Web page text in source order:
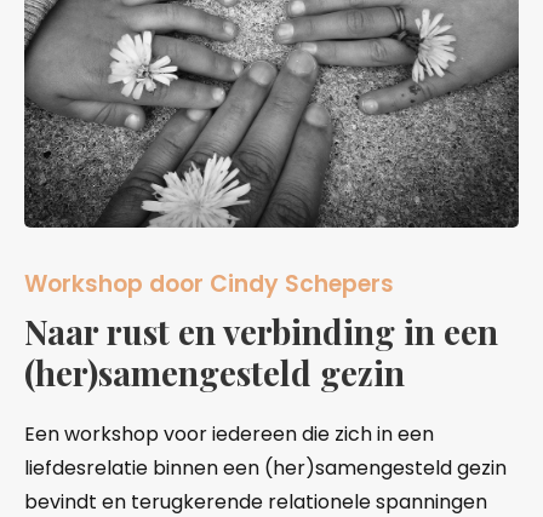
Workshop door Cindy Schepers
Naar rust en verbinding in een
(her)samengesteld gezin
Een workshop voor iedereen die zich in een
liefdesrelatie binnen een (her)samengesteld gezin
bevindt en terugkerende relationele spanningen